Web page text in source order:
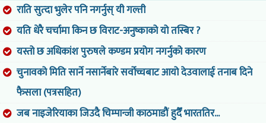
राति सुत्दा भुलेर पनि नगर्नुस् यी गल्ती
यति धेरै चर्चामा किन छ विराट-अनुष्काको यो तस्बिर ?
यस्तो छ अधिकांश पुरुषले कण्डम प्रयोग नगर्नुको कारण
चुनावको मिति सार्ने नसार्नेबारे सर्वोच्चबाट आयो देउवालाई तनाब दिने
फैसला (पत्रसहित)
जब नाइजेरियाका जिउदै चिम्पान्जी काठमाडौं हुदैँ भारततिर...